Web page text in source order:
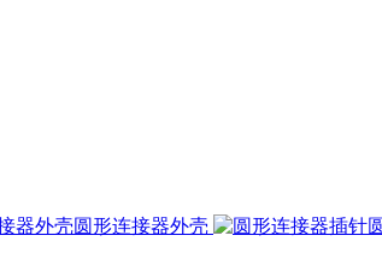
圆形连接器外壳